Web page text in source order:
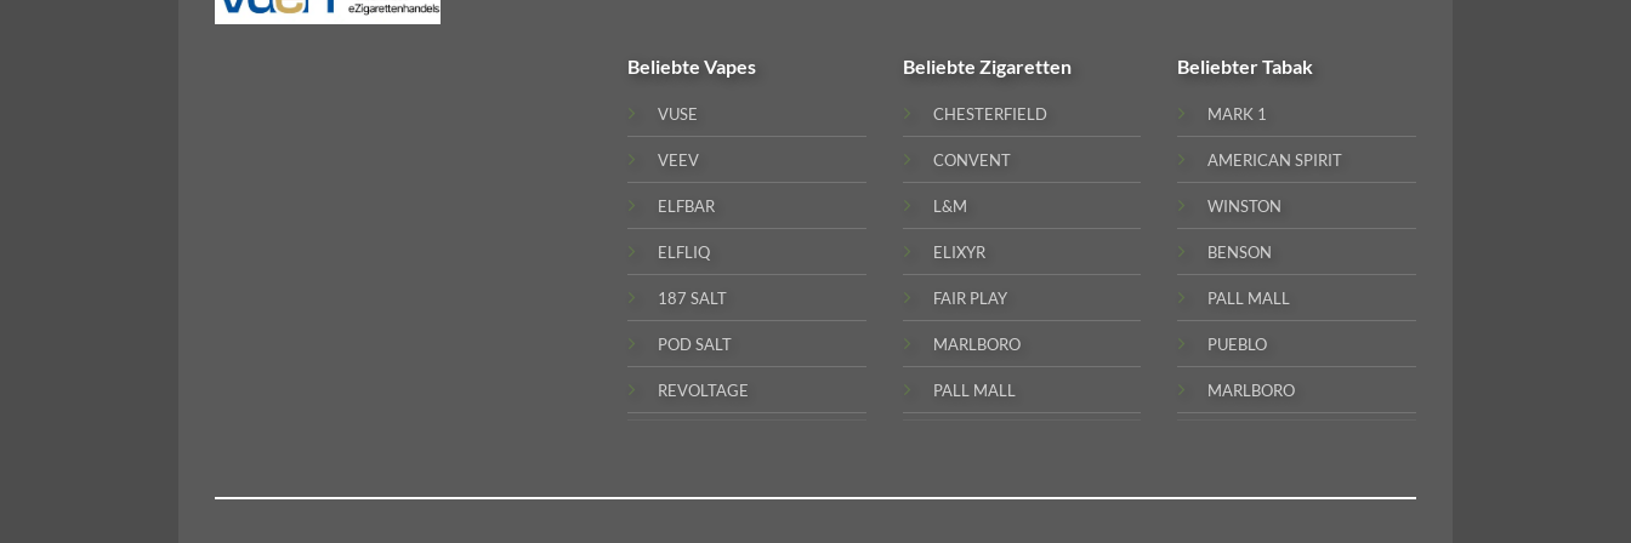
BeliebteVapes
VUSE
VEEV
ELFBAR
ELFLIQ
187 SALT
POD SALT
REVOLTAGE
Beliebte Zigaretten
CHESTERFIELD
CONVENT
L&M
ELIXYR
FAIR PLAY
MARLBORO
PALL MALL
BeliebterTabak
MARK 1
AMERICAN SPIRIT
WINSTON
BENSON
PALL MALL
PUEBLO
MARLBORO